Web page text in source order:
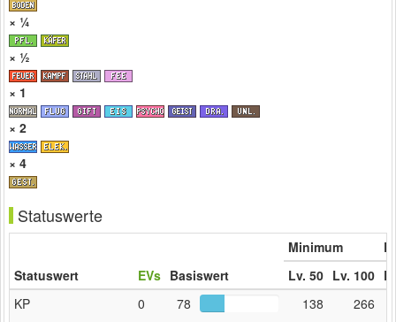
× ¼
× ½
× 1
× 2
× 4
Statuswerte
Statuswert EVs Basiswert
Minimum
Lv. 50 Lv. 100
KP
0 78 138 266